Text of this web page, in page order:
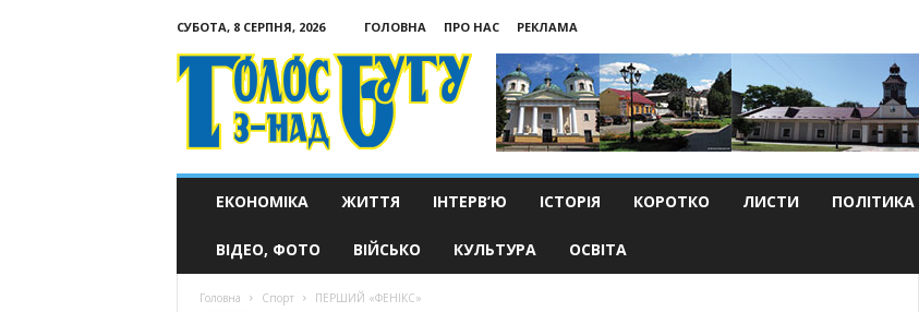
СУБОТА, 8 СЕРПНЯ, 2026 ГОЛОВНА ПРО НАС
РЕКЛАМА
Голос
з-
ЕКОНОМІКА ЖИТТЯ ІНТЕРВ’Ю ІСТОРІЯ КОРОТКО ЛИСТИ ПОЛІТИКА
ВІДЕО, ФОТО ВІЙСЬКО КУЛЬТУРА ОСВІТА
Головна Спорт ПЕРШИЙ «ФЕНІКС»